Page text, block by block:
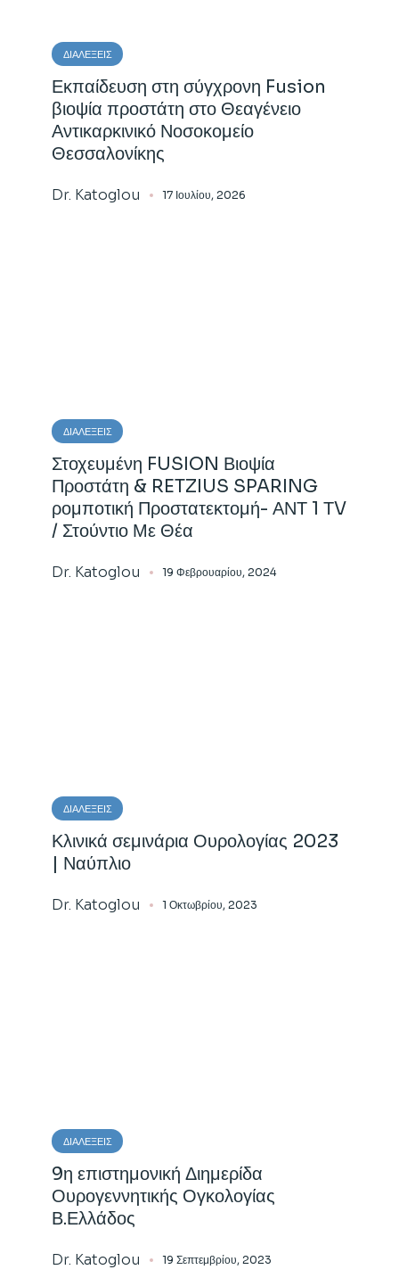
ΔΙΑΛΈΞΕΙΣ
Εκπαίδευση στη σύγχρονη Fusion
βιοψία προστάτη στο Θεαγένειο
Αντικαρκινικό Νοσοκομείο
Θεσσαλονίκης
Dr. Katoglou 17 Ιουλίου, 2026
ΔΙΑΛΈΞΕΙΣ
Στοχευμένη FUSION Βιοψία
Προστάτη & RETZIUS SPARING
ρομποτική Προστατεκτομή- ΑΝΤ 1 ΤV
/ Στούντιο Με Θέα
Dr. Katoglou 19 Φεβρουαρίου, 2024
ΔΙΑΛΈΞΕΙΣ
Κλινικά σεμινάρια Ουρολογίας 2023
| Ναύπλιο
Dr. Katoglou 1 Οκτωβρίου, 2023
ΔΙΑΛΈΞΕΙΣ
9η επιστημονική Διημερίδα
Ουρογεννητικής Ογκολογίας
Β.Ελλάδος
Dr. Katoglou 19 Σεπτεμβρίου, 2023